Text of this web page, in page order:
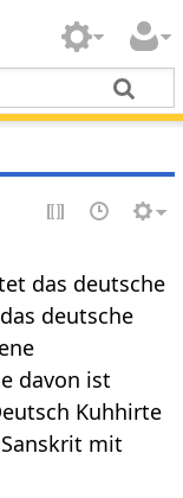
das deutsche
deutsche
davon ist
Kuhhirte
mit